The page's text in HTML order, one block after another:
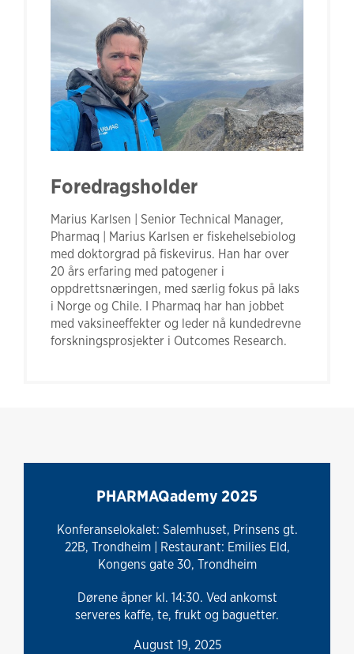
Foredragsholder
Marius Karlsen | Senior Technical Manager,
Pharmaq | Marius Karlsen er fiskehelsebiolog
med doktorgrad på fiskevirus. Han har over
20 års erfaring med patogener i
oppdrettsnæringen, med særlig fokus på laks
i Norge og Chile. I Pharmaq har han jobbet
med vaksineeffekter og leder nå kundedrevne
forskningsprosjekter i Outcomes Research.
PHARMAQademy 2025
Konferanselokalet: Salemhuset, Prinsens gt.
22B, Trondheim | Restaurant: Emilies Eld,
Kongens gate 30, Trondheim
Dørene åpner kl. 14:30. Ved ankomst
serveres kaffe, te, frukt og baguetter.
August 19, 2025